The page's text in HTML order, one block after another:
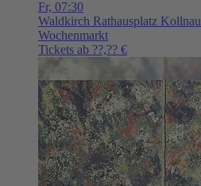
Fr, 07:30
Waldkirch Rathausplatz Kollnau
Wochenmarkt
Tickets ab ??,?? €